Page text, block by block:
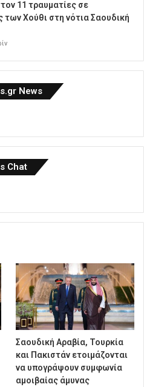
11 τραυματίες σε
των Χούθι στη νότια Σαουδική
News
Chat
Σαουδική Αραβία, Τουρκία
και Πακιστάν ετοιμάζονται
να υπογράψουν συμφωνία
αμοιβαίας άμυνας